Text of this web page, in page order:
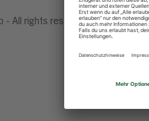
- All rights reserved